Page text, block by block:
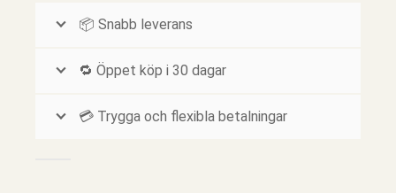
📦 Snabb leverans
🔁 Öppet köp i 30 dagar
💳 Trygga och flexibla betalningar